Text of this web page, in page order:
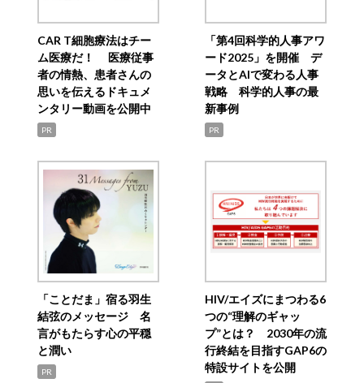
CAR T細胞療法はチー
ム医療だ！ 医療従事
者の情熱、患者さんの
思いを伝えるドキュメ
ンタリー動画を公開中
PR
「第4回科学的人事アワ
ード2025」を開催 デ
ータとAIで変わる人事
戦略 科学的人事の最
新事例
PR
「ことだま」宿る羽生
結弦のメッセージ 名
言がもたらす心の平穏
と潤い
PR
HIV/エイズにまつわる6
つの“理解のギャッ
プ”とは？ 2030年の流
行終結を目指すGAP6の
特設サイトを公開